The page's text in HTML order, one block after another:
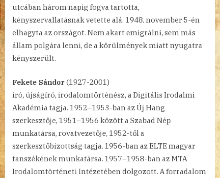
utcában három napig fogva tartotta,
kényszervallatásnak vetette alá. 1948. november 5-én
elhagyta az országot. Nem akart emigrálni, sem más
állam polgára lenni, de a körülmények miatt nyugatra
kényszerült.
Fekete Sándor (1927-2001)
író, újságíró, irodalomtörténész, a Digitális Irodalmi
Akadémia tagja. 1952–1953-ban az Új Hang
szerkesztője, 1951–1956 között a Szabad Nép
munkatársa, rovatvezetője, 1952-től a
szerkesztőbizottság tagja. 1956-ban az ELTE magyar
tanszékének munkatársa. 1957–1958-ban az MTA
Irodalomtörténeti Intézetében dolgozott. A forradalom